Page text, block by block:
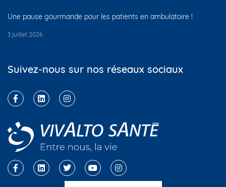
Une pause gourmande pour les patients en ambulatoire !
3 juillet 2026
Suivez-nous sur nos réseaux sociaux